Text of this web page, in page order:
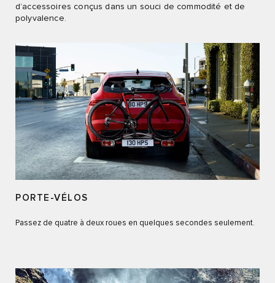
d’accessoires conçus dans un souci de commodité et de
polyvalence.
PORTE-VÉLOS
Passez de quatre à deux roues en quelques secondes seulement.